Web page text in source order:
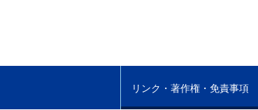
リンク・著作権・免責事項